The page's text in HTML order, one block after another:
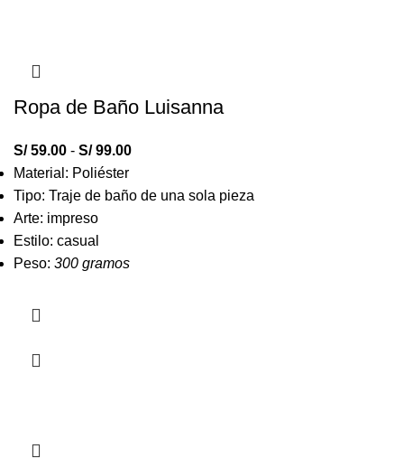
Ropa de Baño Luisanna
S/59.00 - S/99.00
Material: Poliéster
Tipo: Traje de baño de una sola pieza
Arte: impreso
Estilo: casual
Peso: 300 gramos